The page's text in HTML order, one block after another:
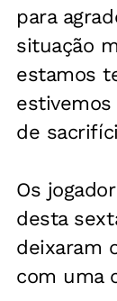
para
situação
estamos
de
Os
desta
deixaram
com uma